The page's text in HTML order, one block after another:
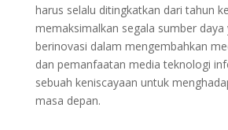
harus selalu ditingkatkan dari tahun
memaksimalkan segala sumber
berinovasi dalam mengembahkan
dan pemanfaatan media teknologi
sebuah keniscayaan untuk
masa depan.